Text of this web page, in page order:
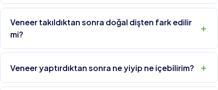
Veneer takıldıktan sonra doğal dişten fark edilir
mi?
Veneer yaptırdıktan sonra ne yiyip ne içebilirim?